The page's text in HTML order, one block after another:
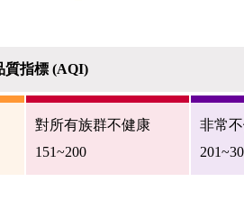
質指標 (AQI)
對所有族群不健康
151~200
非常